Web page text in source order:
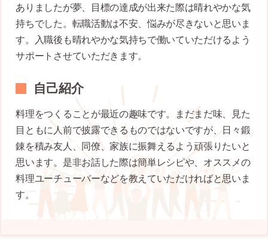
ありましたが夢、目標の達成が出来た際は晴れやかな気
持ちでした。転職活動は不安、悩みが尽きないと思いま
す。入職後も晴れやかな気持ちで働いていただけるよう
サポートさせていただきます。
自己紹介
料理をつくることが最近の趣味です。まだまだ味、見た
目ともに人前で披露できるものではないですが、日々鍛
錬を積み友人、同僚、家族に振舞えるよう頑張りたいと
思います。是非お話した際は簡単レシピや、オススメの
料理ユーチューバーなどを教えていただければと思いま
す。